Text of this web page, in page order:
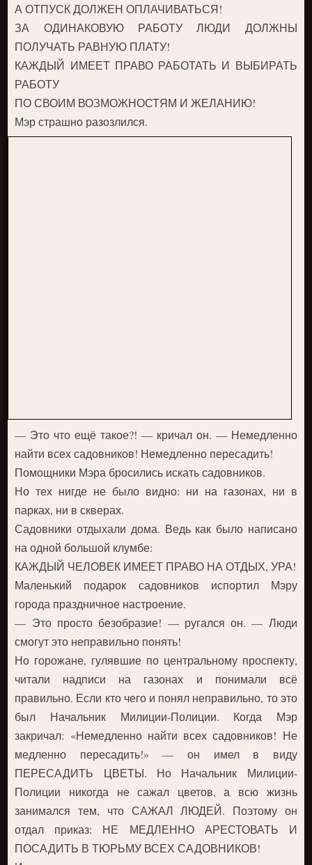
А ОТПУСК ДОЛЖЕН ОПЛАЧИВАТЬСЯ!
ЗА ОДИНАКОВУЮ РАБОТУ ЛЮДИ ДОЛЖНЫ
ПОЛУЧАТЬ РАВНУЮ ПЛАТУ!
КАЖДЫЙ ИМЕЕТ ПРАВО РАБОТАТЬ И ВЫБИРАТЬ
РАБОТУ
ПО СВОИМ ВОЗМОЖНОСТЯМ И ЖЕЛАНИЮ!
Мэр страшно разозлился.
— Это что ещё такое?! — кричал он. — Немедленно
найти всех садовников! Немедленно пересадить!
Помощники Мэра бросились искать садовников.
Но тех нигде не было видно: ни на газонах, ни в
парках, ни в скверах.
Садовники отдыхали дома. Ведь как было написано
на одной большой клумбе:
КАЖДЫЙ ЧЕЛОВЕК ИМЕЕТ ПРАВО НА ОТДЫХ, УРА!
Маленький подарок садовников испортил Мэру
города праздничное настроение.
— Это просто безобразие! — ругался он. — Люди
смогут это неправильно понять!
Но горожане, гулявшие по центральному проспекту,
читали надписи на газонах и понимали всё
правильно. Если кто чего и понял неправильно, то это
был Начальник Милиции-Полиции. Когда Мэр
закричал: «Немедленно найти всех садовников! Не
медленно пересадить!» — он имел в виду
ПЕРЕСАДИТЬ ЦВЕТЫ. Но Начальник Милиции-
Полиции никогда не сажал цветов, а всю жизнь
занимался тем, что САЖАЛ ЛЮДЕЙ. Поэтому он
отдал приказ: НЕ МЕДЛЕННО АРЕСТОВАТЬ И
ПОСАДИТЬ В ТЮРЬМУ ВСЕХ САДОВНИКОВ!